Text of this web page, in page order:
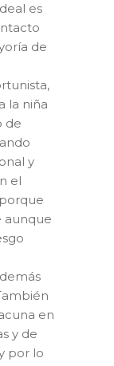
es
de
la niña
de
y
el
aunque
en
y de
por lo